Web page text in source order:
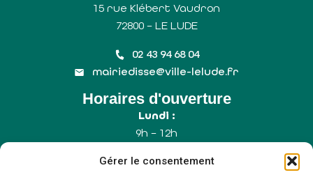
Gérer le consentement
15 rue Klébert Vaudron
72800 – LE LUDE
02 43 94 68 04
mairiedisse@ville-lelude.fr
Horaires d'ouverture
Lundi :
9h – 12h
9h – 12h